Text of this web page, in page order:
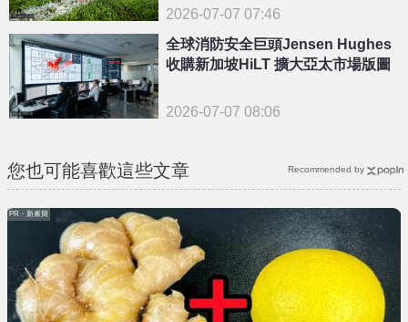
2026-07-07 07:46
全球消防安全巨頭Jensen Hughes
收購新加坡HiLT 擴大亞太市場版圖
2026-07-07 08:06
您也可能喜歡這些文章
PR・新素簡
Recommended by